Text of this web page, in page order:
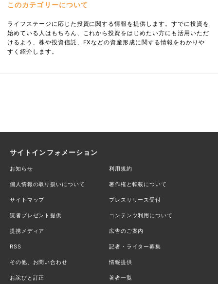
このカテゴリーについて
ライフステージに応じた投資に関する情報を提供します。すでに投資を
始めている人はもちろん、これから投資をはじめたい方にも活用いただ
けるよう、株や投資信託、FXなどの資産形成に関する情報をわかりや
すく紹介します。
サイトインフォメーション
お知らせ 利用規約
個人情報の取り扱いについて 著作権と転載について
サイトマップ プレスリリース受付
読者プレゼント提供 コンテンツ利用について
提携メディア 広告のご案内
RSS 記者・ライター募集
その他、お問い合わせ 情報提供
お詫びと訂正 著者一覧